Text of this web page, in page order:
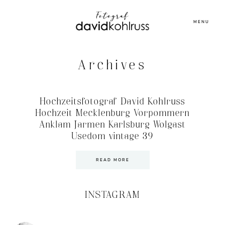
MENU
Archives
Hochzeitsfotograf David Kohlruss
Hochzeit Mecklenburg Vorpommern
Anklam Jarmen Karlsburg Wolgast
Usedom vintage 39
READ MORE
INSTAGRAM